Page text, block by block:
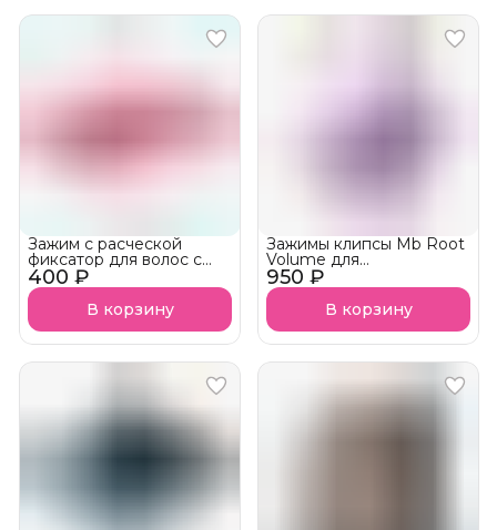
400 ₽
Зажим с расческой
фиксатор для волос с
зубчиками Keratin Tools 2
шт
В корзину
950 ₽
Зажимы клипсы Mb Root
Volume для
прикорневого объема 3
деления 50 шт/упаковка
В корзину